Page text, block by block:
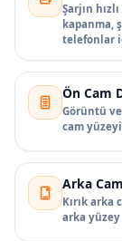
Şarjın
kapanma,
telefonlar
Ön Cam
Görüntü
cam
Arka
Kırık arka
arka